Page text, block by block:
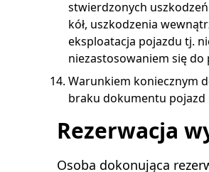
stwierdzonych
kół, uszkodzenia
eksploatacja pojazdu tj.
niezastosowaniem się
Warunkiem koniecznym
braku dokumentu pojazd
Rezerwacja
Osoba dokonująca